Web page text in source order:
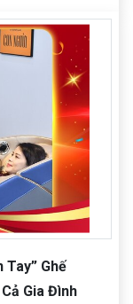
Ghế
Gia Đình